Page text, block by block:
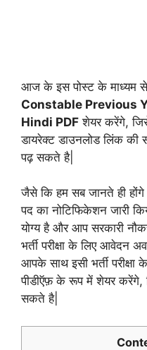
आज के इस पोस्ट के माध्यम
Constable Previous
Hindi PDF शेयर करेंगे,
डायरेक्ट डाउनलोड लिंक की
पढ़ सकते है|
जैसे कि हम सब जानते ही
पद का नोटिफिकेशन जारी
योग्य है और आप सरकारी
भर्ती परीक्षा के लिए आवेदन
आपके साथ इसी भर्ती परीक्षा
पीडीऍफ़ के रूप में शेयर
सकते है|